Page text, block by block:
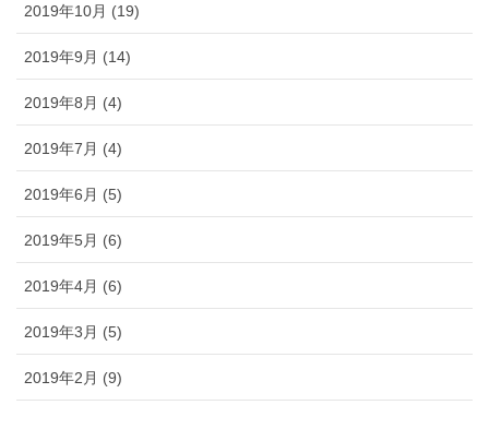
2019年10月 (19)
2019年9月 (14)
2019年8月 (4)
2019年7月 (4)
2019年6月 (5)
2019年5月 (6)
2019年4月 (6)
2019年3月 (5)
2019年2月 (9)